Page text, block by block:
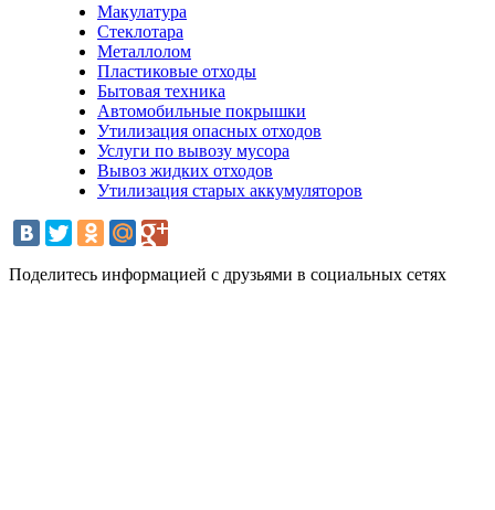
Макулатура
Стеклотара
Металлолом
Пластиковые отходы
Бытовая техника
Автомобильные покрышки
Утилизация опасных отходов
Услуги по вывозу мусора
Вывоз жидких отходов
Утилизация старых аккумуляторов
Поделитесь информацией с друзьями в социальных сетях